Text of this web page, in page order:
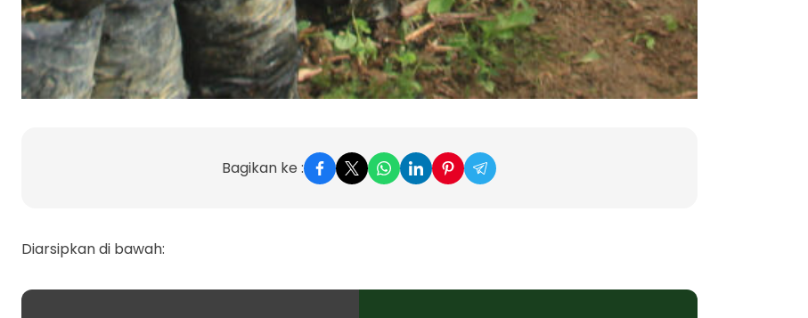
Bagikan ke :
Diarsipkan di bawah: